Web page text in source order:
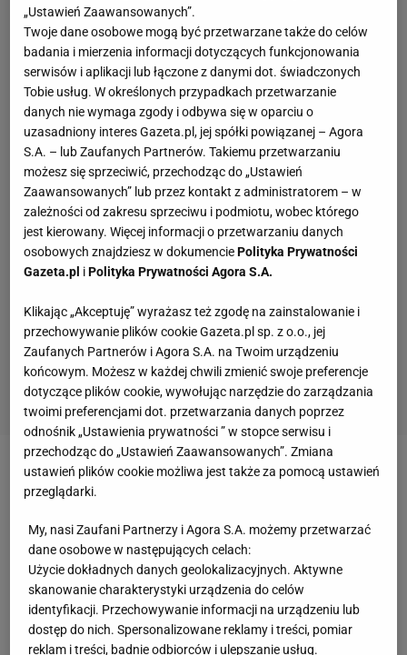
Zobacz wideo
Oto faworyci mundialu. Superkomputer już wie, kto
go wygra
Za głównego faworyta do złota uznano aktualnych
mistrzów Europy, czyli reprezentację Hiszpanii.
„Ustawień Zaawansowanych”.
Twoje dane osobowe mogą być przetwarzane także do celów
badania i mierzenia informacji dotyczących funkcjonowania
serwisów i aplikacji lub łączone z danymi dot. świadczonych
Tobie usług. W określonych przypadkach przetwarzanie
danych nie wymaga zgody i odbywa się w oparciu o
uzasadniony interes Gazeta.pl, jej spółki powiązanej – Agora
S.A. – lub Zaufanych Partnerów. Takiemu przetwarzaniu
możesz się sprzeciwić, przechodząc do „Ustawień
Zaawansowanych” lub przez kontakt z administratorem – w
zależności od zakresu sprzeciwu i podmiotu, wobec którego
jest kierowany. Więcej informacji o przetwarzaniu danych
osobowych znajdziesz w dokumenciePolityka Prywatności
Gazeta.pl iPolityka Prywatności Agora S.A.
Klikając „Akceptuję” wyrażasz też zgodę na zainstalowanie i
przechowywanie plików cookie Gazeta.pl sp. z o.o., jej
Zaufanych Partnerów i Agora S.A. na Twoim urządzeniu
końcowym. Możesz w każdej chwili zmienić swoje preferencje
dotyczące plików cookie, wywołując narzędzie do zarządzania
twoimi preferencjami dot. przetwarzania danych poprzez
odnośnik „Ustawienia prywatności ” w stopce serwisu i
przechodząc do „Ustawień Zaawansowanych”. Zmiana
ustawień plików cookie możliwa jest także za pomocą ustawień
przeglądarki.
My, nasi Zaufani Partnerzy i Agora S.A. możemy przetwarzać
dane osobowe w następujących celach:
Użycie dokładnych danych geolokalizacyjnych. Aktywne
skanowanie charakterystyki urządzenia do celów
identyfikacji. Przechowywanie informacji na urządzeniu lub
dostęp do nich. Spersonalizowane reklamy i treści, pomiar
reklam i treści, badnie odbiorców i ulepszanie usług.